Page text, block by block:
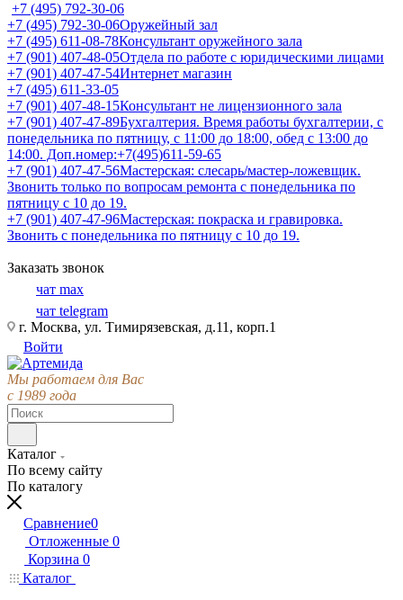
+7 (495) 792-30-06
+7 (495) 792-30-06Оружейный зал
+7 (495) 611-08-78Консультант оружейного зала
+7 (901) 407-48-05Отдела по работе с юридическими лицами
+7 (901) 407-47-54Интернет магазин
+7 (495) 611-33-05
+7 (901) 407-48-15Консультант не лицензионного зала
+7 (901) 407-47-89Бухгалтерия. Время работы бухгалтерии, с
понедельника по пятницу, с 11:00 до 18:00, обед с 13:00 до
14:00. Доп.номер:+7(495)611-59-65
+7 (901) 407-47-56Мастерская: слесарь/мастер-ложевщик.
Звонить только по вопросам ремонта с понедельника по
пятницу с 10 до 19.
+7 (901) 407-47-96Мастерская: покраска и гравировка.
Звонить с понедельника по пятницу с 10 до 19.
Заказать звонок
чат max
чат telegram
г. Москва, ул. Тимирязевская, д.11, корп.1
Войти
Мы работаем для Вас
с 1989 года
Каталог
По всему сайту
По каталогу
Сравнение0
Отложенные 0
Корзина 0
Каталог